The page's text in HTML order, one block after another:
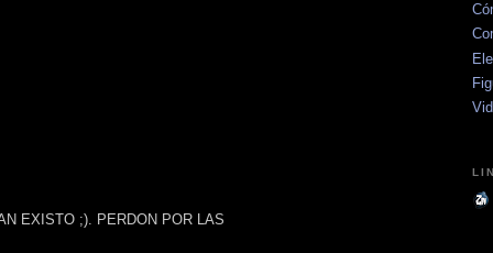
EXISTO ;). PERDON POR LAS